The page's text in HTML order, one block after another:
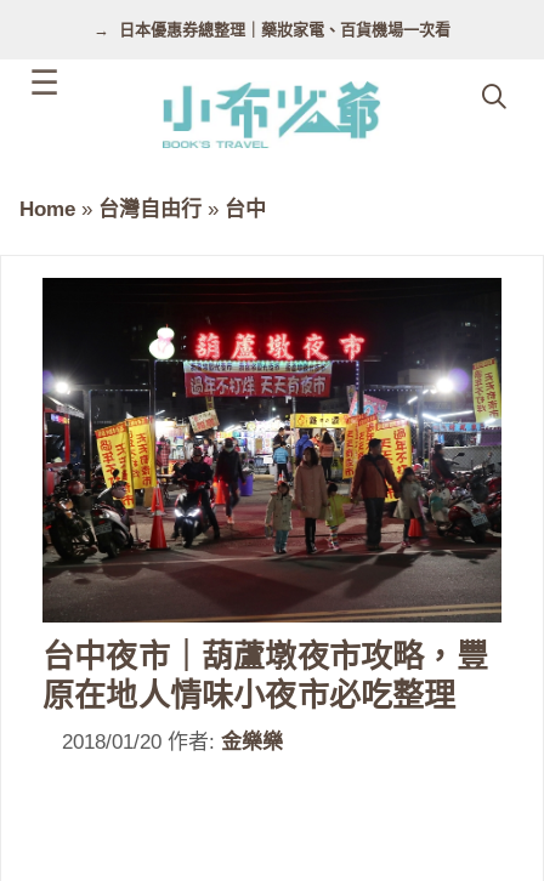
日本優惠券總整理｜藥妝家電、百貨機場一次看
Home » 台灣自由行 » 台中
台中夜市｜葫蘆墩夜市攻略，豐
原在地人情味小夜市必吃整理
2018/01/20 作者: 金樂樂